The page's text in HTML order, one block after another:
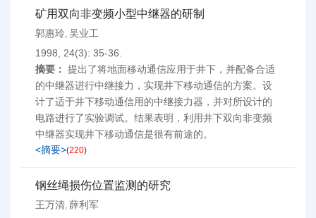
矿用双向非变频小型中继器的研制
郭惠玲, 吴业工
1998, 24(3): 35-36.
摘要： 提出了将地面移动通信应用于井下，并配备合适
的中继器进行中继接力，实现井下移动通信的方案。设
计了适于井下移动通信用的中继接力器，并对所设计的
电路进行了实验调试。结果表明，利用井下双向非变频
中继器实现井下移动通信是很有前途的。
<摘要>(220)
钢丝绳损伤位置监测的研究
王万清, 薛利军